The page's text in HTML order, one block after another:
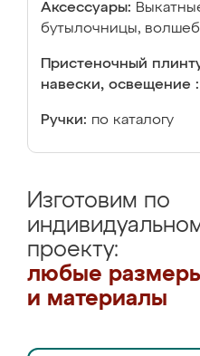
Аксессуары:
бутылочницы,
Пристеночный
навески, освещение :
Ручки: по каталогу
Изготовим по
проекту:
любые
и материалы